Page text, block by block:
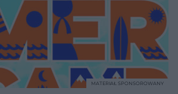
MATERIAŁ SPONSOROWANY